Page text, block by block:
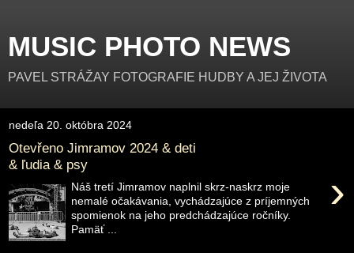
MUSIC PHOTO NEWS
PAVEL STRÁŽAY FOTOGRAFIE HUDBY A JEJ ŽIVOTA
nedeľa 20. októbra 2024
Otevřeno Jimramov 2024 & deti
& ľudia & psy
›
Náš tretí Jimramov naplnil skrz-naskrz moje
nemalé očakávania, vychádzajúce z príjemných
spomienok na jeho predchádzajúce ročníky.
Pamäť ...